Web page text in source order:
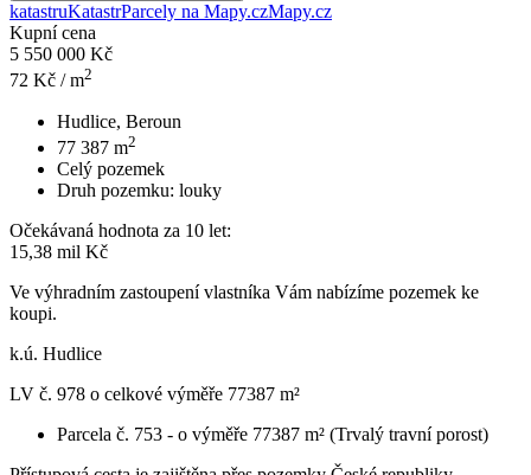
katastruKatastrParcely na Mapy.czMapy.cz
Kupní cena
5 550 000 Kč
72 Kč / m2
Hudlice, Beroun
77 387 m2
Celý pozemek
Druh pozemku: louky
Očekávaná hodnota za 10 let:
15,38 mil Kč
Ve výhradním zastoupení vlastníka Vám nabízíme pozemek ke
koupi.
k.ú. Hudlice
LV č. 978 o celkové výměře 77387 m²
Parcela č. 753 - o výměře 77387 m² (Trvalý travní porost)